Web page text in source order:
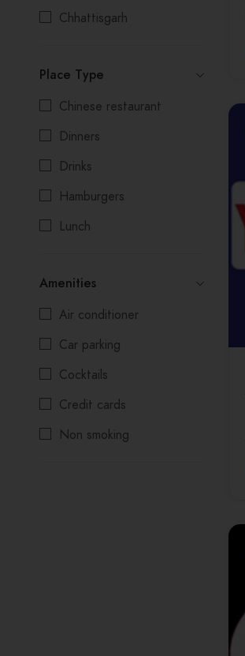
Chhattisgarh
Goa
Gujarat
Himachal Pradesh
Jharkhand
Karnataka
Kerala
Madhya Pradesh
Maharashtra
Manipur
Meghalaya
Mizoram
Nagaland
Place Type
Chinese restaurant
Dinners
Drinks
Hamburgers
Lunch
Seafood
Amenities
Air conditioner
Car parking
Cocktails
Credit cards
Non smoking